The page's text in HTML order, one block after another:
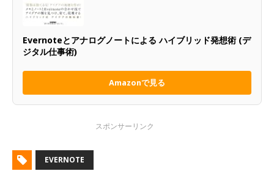
Evernoteとアナログノートによる ハイブリッド発想術 (デ
ジタル仕事術)
Amazonで見る
EVERNOTE